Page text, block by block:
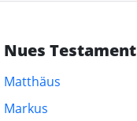
Nues Testament
Matthäus
Markus